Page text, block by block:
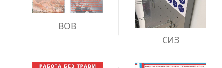
ВОВ
СИЗ